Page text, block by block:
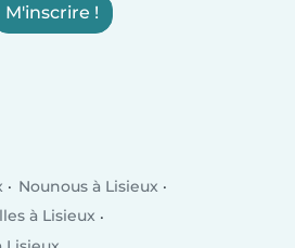
M'inscrire !
Nounous à Lisieux
à Lisieux